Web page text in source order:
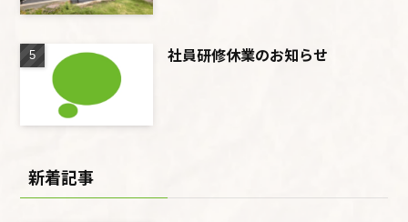
社員研修休業のお知らせ
新着記事